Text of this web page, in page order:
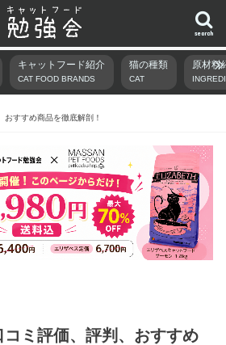
search
キャットフード紹介
CAT FOOD BRANDS
猫の種類
CAT
原材料
すすめ商品を徹底解剖！
ミ評価、評判、おすすめ